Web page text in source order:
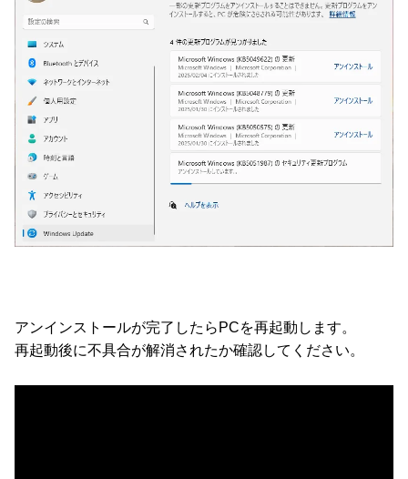
アンインストールが完了したらPCを再起動します。
再起動後に不具合が解消されたか確認してください。